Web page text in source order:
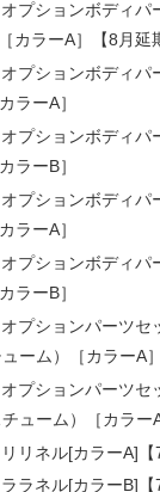
プションボディパ
カラーA］【8月延
プションボディパ
ラーA］
プションボディパ
ラーB］
プションボディパ
ラーA］
プションボディパ
ラーB］
プションパーツセ
ーム）［カラーA］
プションパーツセ
ューム）［カラーA
リネル[カラーA]【
ラネル[カラーB]【